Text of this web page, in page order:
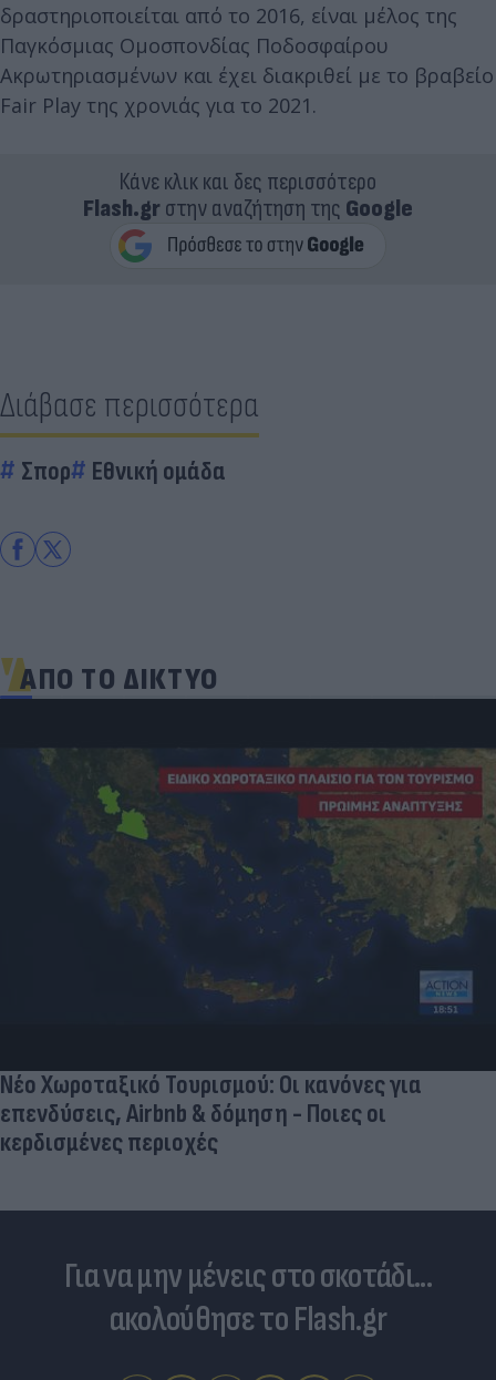
δραστηριοποιείται από το 2016, είναι μέλος της
Παγκόσμιας Ομοσπονδίας Ποδοσφαίρου
Ακρωτηριασμένων και έχει διακριθεί με το βραβείο
Fair Play της χρονιάς για το 2021.
Κάνε κλικ και δες περισσότερο
Flash.grστην αναζήτηση της Google
Διάβασε περισσότερα
Σπορ Εθνική ομάδα
ΑΠΟ ΤΟ ΔΙΚΤΥΟ
Είδος... πολυτελείας τα κρεατικά: Στα ύψη οι
τιμές στο μοσχάρι - Φόβοι για νέο «ράλι»
Για να μην μένεις στο σκοτάδι...
ακολούθησε το Flash.gr